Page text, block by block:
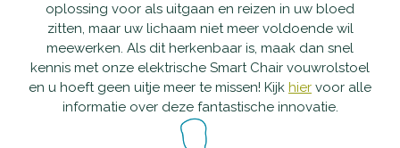
Contact
Pechhulp
Haal- en brengservice
Verzekering
Opvouwbare scootmobielen
Private Lease scootmobielen
Tweedehands scootmobielen
Openingstijden
Contact
oplossing voor als uitgaan en reizen in uw bloed
zitten, maar uw lichaam niet meer voldoende wil
meewerken. Als dit herkenbaar is, maak dan snel
kennis met onze elektrische Smart Chair vouwrolstoel
en u hoeft geen uitje meer te missen! Kijk hier voor alle
informatie over deze fantastische innovatie.